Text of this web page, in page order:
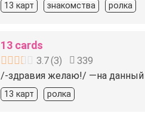
13 карт знакомства ролка
13 cards
3.7(3)
339
/-здравия желаю!/ —на данный
13 карт ролка